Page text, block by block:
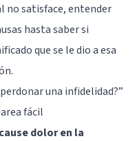
no satisface, entender
hasta saber si
que se le dio a esa
una infidelidad?”
fácil
dolor en la